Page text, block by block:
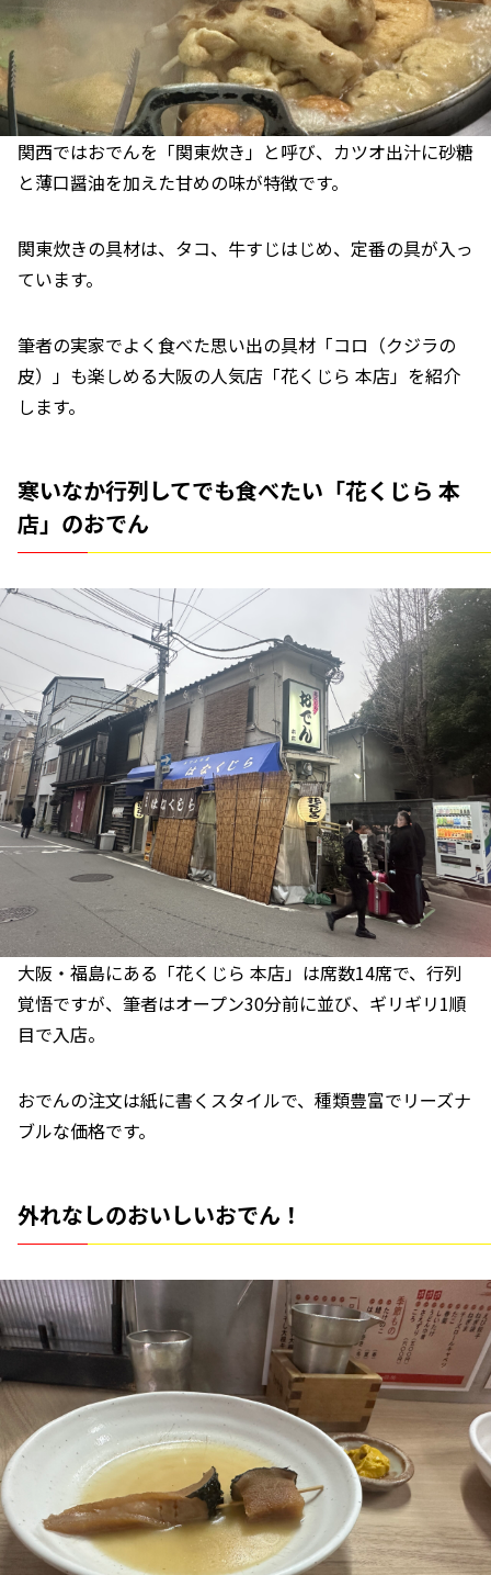
関西ではおでんを「関東炊き」と呼び、カツオ出汁に砂糖
と薄口醤油を加えた甘めの味が特徴です。
関東炊きの具材は、タコ、牛すじはじめ、定番の具が入っ
ています。
筆者の実家でよく食べた思い出の具材「コロ（クジラの
皮）」も楽しめる大阪の人気店「花くじら 本店」を紹介
します。
寒いなか行列してでも食べたい「花くじら 本
店」のおでん
大阪・福島にある「花くじら 本店」は席数14席で、行列
覚悟ですが、筆者はオープン30分前に並び、ギリギリ1順
目で入店。
おでんの注文は紙に書くスタイルで、種類豊富でリーズナ
ブルな価格です。
外れなしのおいしいおでん！